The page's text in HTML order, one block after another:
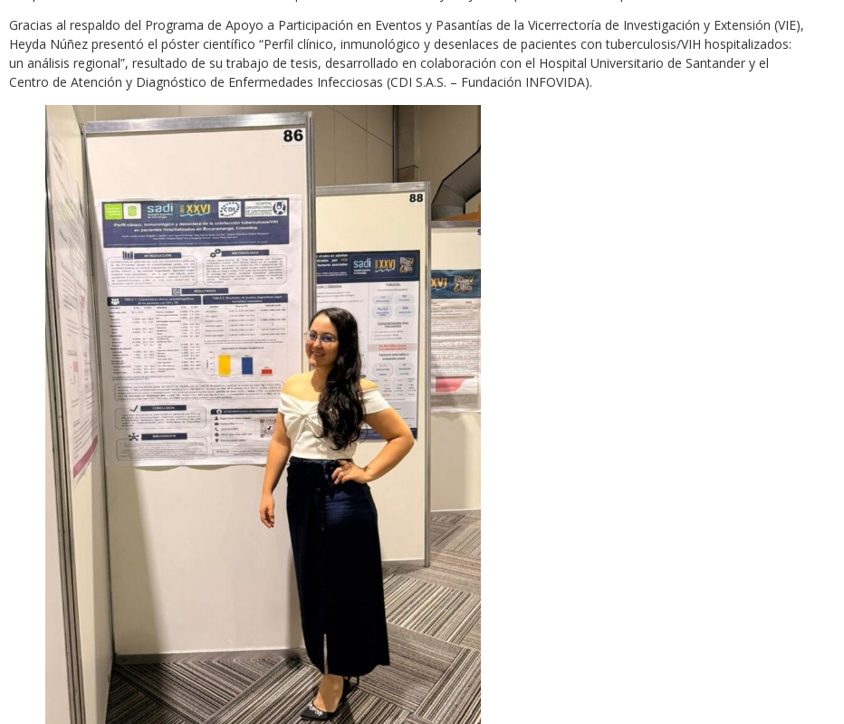
Gracias al respaldo del Programa de Apoyo a Participación en Eventos y Pasantías de la Vicerrectoría de Investigación y Extensión (VIE),
Heyda Núñez presentó el póster científico “Perfil clínico, inmunológico y desenlaces de pacientes con tuberculosis/VIH hospitalizados:
un análisis regional”, resultado de su trabajo de tesis, desarrollado en colaboración con el Hospital Universitario de Santander y el
Centro de Atención y Diagnóstico de Enfermedades Infecciosas (CDI S.A.S. – Fundación INFOVIDA).